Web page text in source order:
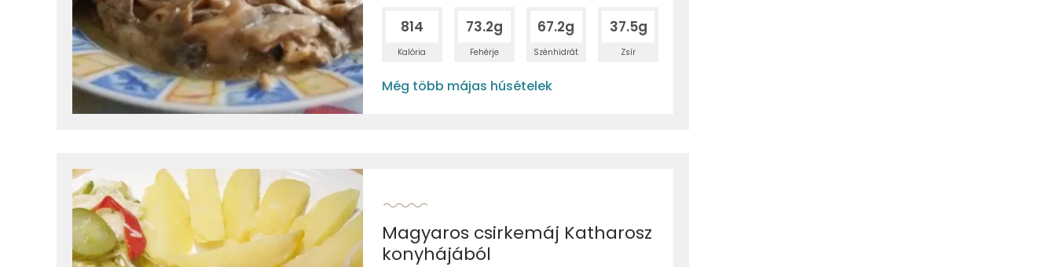
814
Kalória
73.2g
Fehérje
67.2g
Szénhidrát
37.5g
Zsír
Még több májas húsételek
Magyaros csirkemáj Katharosz
konyhájából